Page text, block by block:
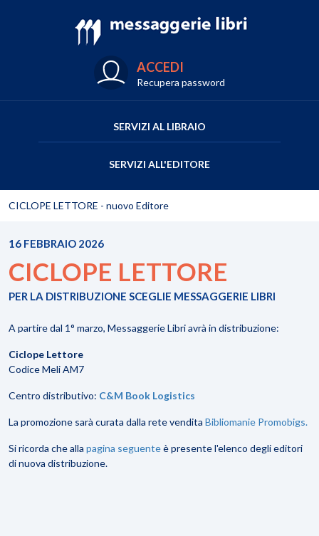
ACCEDI
Recupera password
SERVIZI AL LIBRAIO
SERVIZI ALL'EDITORE
CICLOPE LETTORE - nuovo Editore
16 FEBBRAIO 2026
CICLOPE LETTORE
PER LA DISTRIBUZIONE SCEGLIE MESSAGGERIE LIBRI
A partire dal 1° marzo, Messaggerie Libri avrà in distribuzione:
Ciclope Lettore
Codice Meli AM7
Centro distributivo: C&M Book Logistics
La promozione sarà curata dalla rete vendita Bibliomanie Promobigs.
Si ricorda che alla pagina seguenteè presente l'elenco degli editori
di nuova distribuzione.